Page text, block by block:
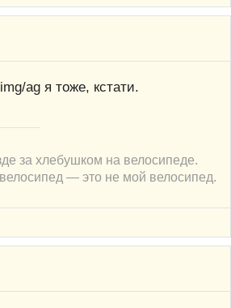
я тоже, кстати.
за хлебушком на велосипеде.
— это не мой велосипед.